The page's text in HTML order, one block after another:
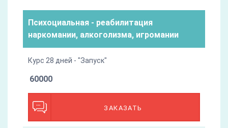
Психоциальная - реабилитация
наркомании, алкоголизма, игромании
Курс 28 дней - "Запуск"
ЗАКАЗАТЬ
60000